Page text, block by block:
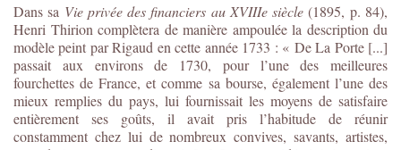
Dans sa Vie privée des financiers au XVIIIe siècle (1895, p. 84),
Henri Thirion complètera de manière ampoulée la description du
modèle peint par Rigaud en cette année 1733 : « De La Porte [...]
passait aux environs de 1730, pour l’une des meilleures
fourchettes de France, et comme sa bourse, également l’une des
mieux remplies du pays, lui fournissait les moyens de satisfaire
entièrement ses goûts, il avait pris l’habitude de réunir
constamment chez lui de nombreux convives, savants, artistes,